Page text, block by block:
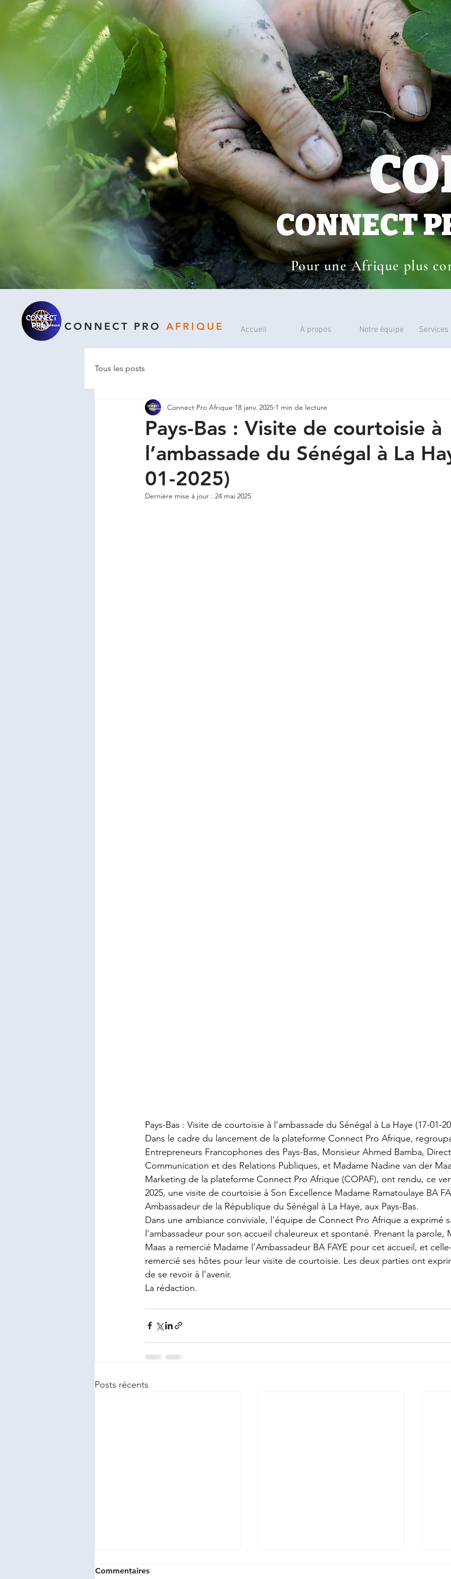
CONNECT
Pour une Afrique plus
CONNECT PRO AFRIQUE Accueil À propos Notre équipe Services
Tous les posts
Pays-Bas : Visite de courtoisie à
l’ambassade du Sénégal à La
01-2025)
Connect Pro Afrique 18 janv. 2025 1 min de lecture
Dernière mise à jour : 24 mai 2025
Pays-Bas : Visite de courtoisie à l’ambassade du Sénégal à La Haye (17-01-
Dans le cadre du lancement de la plateforme Connect Pro Afrique,
Entrepreneurs Francophones des Pays-Bas, Monsieur Ahmed Bamba,
Communication et des Relations Publiques, et Madame Nadine van der
Marketing de la plateforme Connect Pro Afrique (COPAF), ont rendu, ce
2025, une visite de courtoisie à Son Excellence Madame Ramatoulaye BA
Ambassadeur de la République du Sénégal à La Haye, aux Pays-Bas.
Dans une ambiance conviviale, l'équipe de Connect Pro Afrique a exprimé
l'ambassadeur pour son accueil chaleureux et spontané. Prenant la parole,
Maas a remercié Madame l’Ambassadeur BA FAYE pour cet accueil, et
remercié ses hôtes pour leur visite de courtoisie. Les deux parties ont
de se revoir à l'avenir.
La rédaction.
Posts récents
Commentaires